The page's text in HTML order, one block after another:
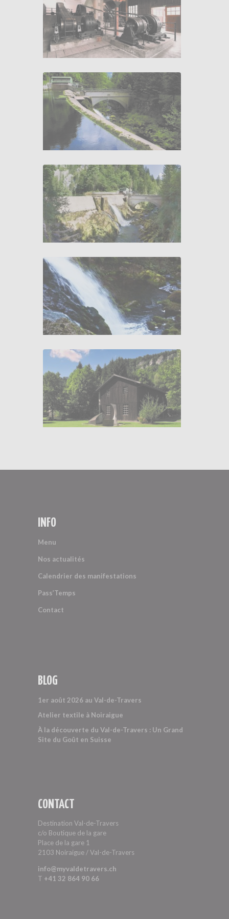
INFO
Menu
Nos actualités
Calendrier des manifestations
Pass’Temps
Contact
BLOG
1er août 2026 au Val-de-Travers
Atelier textile à Noiraigue
À la découverte du Val-de-Travers : Un Grand
Site du Goût en Suisse
CONTACT
Destination Val-de-Travers
c/o Boutique de la gare
Place de la gare 1
2103 Noiraigue / Val-de-Travers
info@myvaldetravers.ch
T +41 32 864 90 66